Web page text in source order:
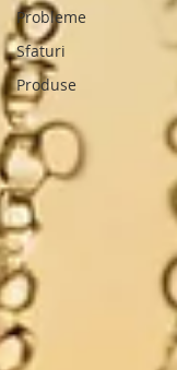
Probleme
Sfaturi
Produse